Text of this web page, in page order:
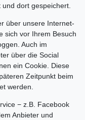
dort gespeichert.
über unsere Internet-
sich vor Ihrem Besuch
Auch im
über die Social
ein Cookie. Diese
Zeitpunkt beim
werden.
− z.B. Facebook
Anbieter und